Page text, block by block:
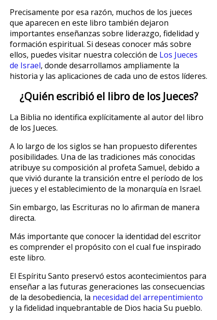
Precisamente por esa razón, muchos de los jueces
que aparecen en este libro también dejaron
importantes enseñanzas sobre liderazgo, fidelidad y
formación espiritual. Si deseas conocer más sobre
ellos, puedes visitar nuestra colección de Los Jueces
de Israel, donde desarrollamos ampliamente la
historia y las aplicaciones de cada uno de estos líderes.
¿Quién escribió el libro de los Jueces?
La Biblia no identifica explícitamente al autor del libro
de los Jueces.
A lo largo de los siglos se han propuesto diferentes
posibilidades. Una de las tradiciones más conocidas
atribuye su composición al profeta Samuel, debido a
que vivió durante la transición entre el período de los
jueces y el establecimiento de la monarquía en Israel.
Sin embargo, las Escrituras no lo afirman de manera
directa.
Más importante que conocer la identidad del escritor
es comprender el propósito con el cual fue inspirado
este libro.
El Espíritu Santo preservó estos acontecimientos para
enseñar a las futuras generaciones las consecuencias
de la desobediencia, la necesidad del arrepentimiento
y la fidelidad inquebrantable de Dios hacia Su pueblo.